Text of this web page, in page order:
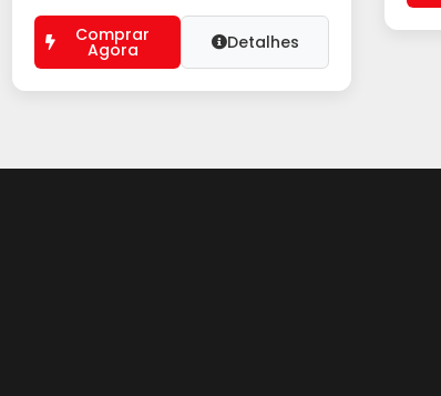
Comprar
Agora Detalhes